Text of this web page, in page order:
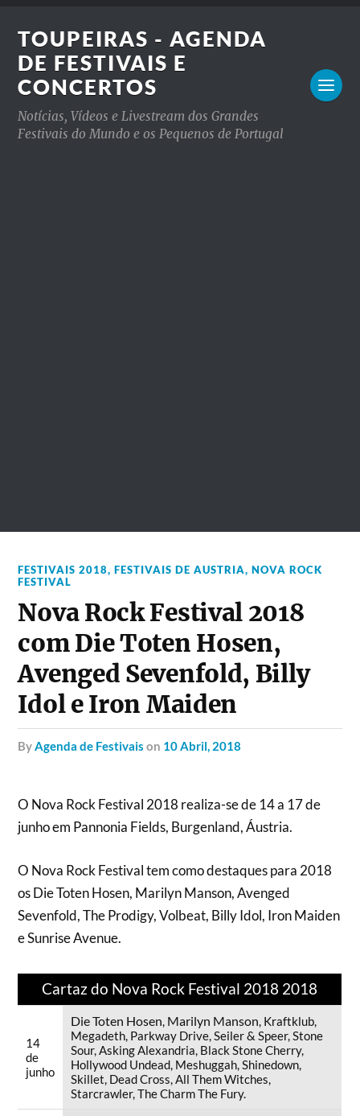
TOUPEIRAS - AGENDA
DE FESTIVAIS E
CONCERTOS
Notícias, Vídeos e Livestream dos Grandes
Festivais do Mundo e os Pequenos de Portugal
FESTIVAIS 2018,FESTIVAIS DE AUSTRIA,NOVA ROCK
FESTIVAL
Nova Rock Festival 2018
com Die Toten Hosen,
Avenged Sevenfold, Billy
Idol e Iron Maiden
byAgenda de Festivais on 10 Abril, 2018
O Nova Rock Festival 2018 realiza-se de 14 a 17 de
junho em Pannonia Fields, Burgenland, Áustria.
O Nova Rock Festival tem como destaques para 2018
os Die Toten Hosen, Marilyn Manson, Avenged
Sevenfold, The Prodigy, Volbeat, Billy Idol, Iron Maiden
e Sunrise Avenue.
Cartaz do Nova Rock Festival 2018 2018
14
de
junho
Die Toten Hosen, Marilyn Manson, Kraftklub,
Megadeth, Parkway Drive, Seiler & Speer, Stone
Sour, Asking Alexandria, Black Stone Cherry,
Hollywood Undead, Meshuggah, Shinedown,
Skillet, Dead Cross, All Them Witches,
Starcrawler, The Charm The Fury.